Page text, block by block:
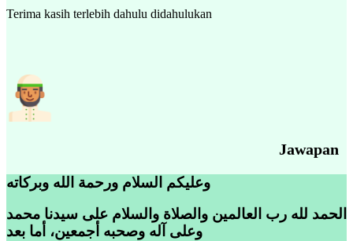
Terima kasih terlebih dahulu didahulukan
Jawapan
وعليكم السلام ورحمة الله وبركاته
الحمد لله رب العالمين والصلاة والسلام على سيدنا محمد
وعلى آله وصحبه أجمعين، أما بعد